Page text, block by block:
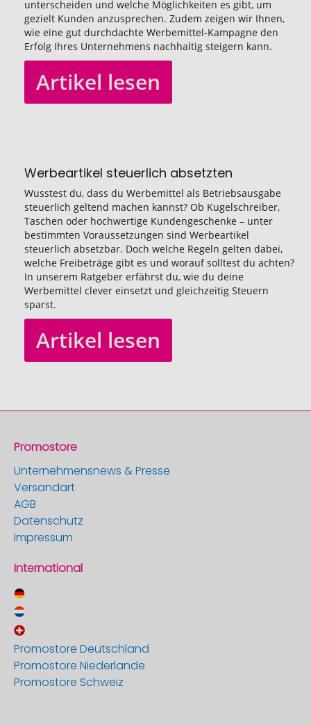
unterscheiden und welche Möglichkeiten es gibt, um
gezielt Kunden anzusprechen. Zudem zeigen wir Ihnen,
wie eine gut durchdachte Werbemittel-Kampagne den
Erfolg Ihres Unternehmens nachhaltig steigern kann.
Artikel lesen
Werbeartikel steuerlich absetzten
Wusstest du, dass du Werbemittel als Betriebsausgabe
steuerlich geltend machen kannst? Ob Kugelschreiber,
Taschen oder hochwertige Kundengeschenke – unter
bestimmten Voraussetzungen sind Werbeartikel
steuerlich absetzbar. Doch welche Regeln gelten dabei,
welche Freibeträge gibt es und worauf solltest du achten?
In unserem Ratgeber erfährst du, wie du deine
Werbemittel clever einsetzt und gleichzeitig Steuern
sparst.
Artikel lesen
Promostore
Unternehmensnews & Presse
Versandart
AGB
Datenschutz
Impressum
International
Promostore Deutschland
Promostore Niederlande
Promostore Schweiz